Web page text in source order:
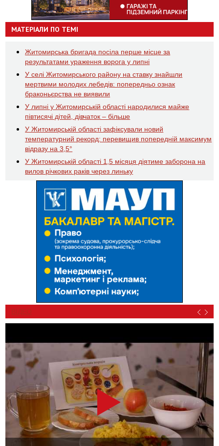
МАТЕРІАЛИ ПО ТЕМІ
Житомирська бригада посіла перше місце за
результатами ураження ворога у липні
У селі Житомирського району на ставку знайшли
мертвими молодих лебедів: попередньо ознак
браконьєрства не виявили
У липні у Житомирській області народилися майже
півтисячі дітей, дівчаток – більше
У Житомирській області зафіксували новий
температурний рекорд: перевищив попередній максимум
відразу на 3,5°
У Житомирській області 1,5 місяця діятиме заборона на
вилов річкових раків через линьку
ВІДЕО